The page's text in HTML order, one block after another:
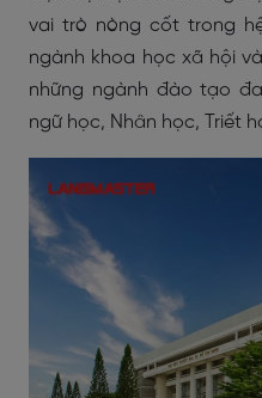
vai trò nòng cốt trong
ngành khoa học xã hội
những ngành đào tạo
ngữ học, Nhân học, Triết